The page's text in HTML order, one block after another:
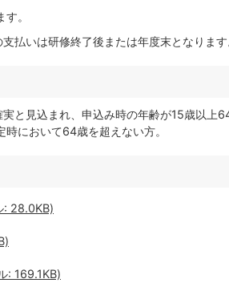
。
払いは研修終了後または年度末となります
と見込まれ、申込み時の年齢が15歳以上
において64歳を超えない方。
: 28.0KB)
: 169.1KB)